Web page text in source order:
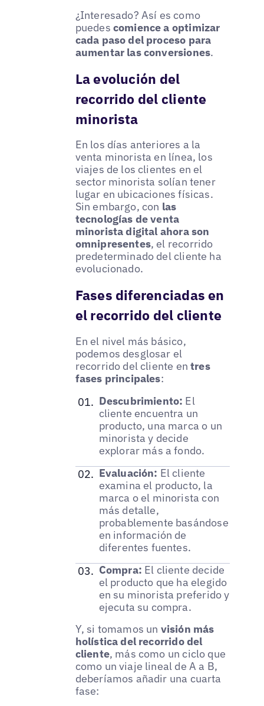
¿Interesado? Así es como
puedes comience a optimizar
cada paso del proceso para
aumentar las conversiones.
La evolución del
recorrido del cliente
minorista
En los días anteriores a la
venta minorista en línea, los
viajes de los clientes en el
sector minorista solían tener
lugar en ubicaciones físicas.
Sin embargo, con las
tecnologías de venta
minorista digital ahora son
omnipresentes, el recorrido
predeterminado del cliente ha
evolucionado.
Fases diferenciadas en
el recorrido del cliente
En el nivel más básico,
podemos desglosar el
recorrido del cliente entres
fases principales:
Descubrimiento: El
cliente encuentra un
producto, una marca o un
minorista y decide
explorar más a fondo.
Evaluación: El cliente
examina el producto, la
marca o el minorista con
más detalle,
probablemente basándose
en información de
diferentes fuentes.
Compra: El cliente decide
el producto que ha elegido
en su minorista preferido y
ejecuta su compra.
Y, si tomamos un visión más
holística del recorrido del
cliente, más como un ciclo que
como un viaje lineal de A a B,
deberíamos añadir una cuarta
fase: